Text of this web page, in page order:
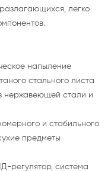
разлагающихся, легко
напыление
стального листа
нержавеющей стали и
и стабильного
предметы
регулятор, система